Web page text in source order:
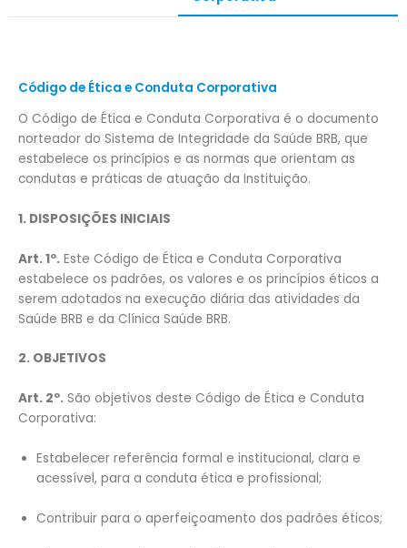
Código de Ética e Conduta Corporativa
O Código de Ética e Conduta Corporativa é o documento
norteador do Sistema de Integridade da Saúde BRB, que
estabelece os princípios e as normas que orientam as
condutas e práticas de atuação da Instituição.
1. DISPOSIÇÕES INICIAIS
Art. 1º. Este Código de Ética e Conduta Corporativa
estabelece os padrões, os valores e os princípios éticos a
serem adotados na execução diária das atividades da
Saúde BRB e da Clínica Saúde BRB.
2. OBJETIVOS
Art. 2º. São objetivos deste Código de Ética e Conduta
Corporativa:
Estabelecer referência formal e institucional, clara e
acessível, para a conduta ética e profissional;
Contribuir para o aperfeiçoamento dos padrões éticos;